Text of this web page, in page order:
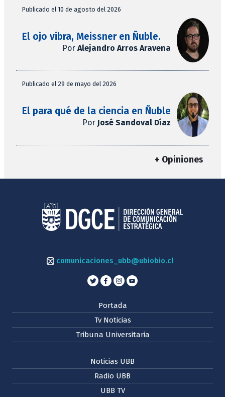
Publicado el 10 de agosto del 2026
El ojo vibra, Meissner en Ñuble.
Por Alejandro Arros Aravena
Publicado el 29 de mayo del 2026
El para qué de la ciencia en Ñuble
Por José Sandoval Díaz
+ Opiniones
comunicaciones_ubb@ubiobio.cl
Portada
Tv Noticias
Tribuna Universitaria
Noticias UBB
Radio UBB
UBB TV